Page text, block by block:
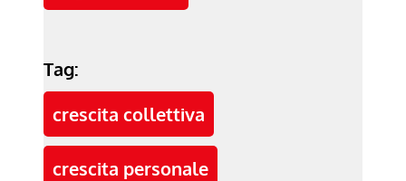
Tag:
crescita collettiva
crescita personale